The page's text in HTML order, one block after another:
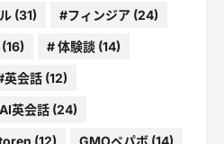
(31) #フィンジア(24)
(16) # 体験談(14)
英会話(12)
AI英会話(24)
(12) GMOペパボ(14)